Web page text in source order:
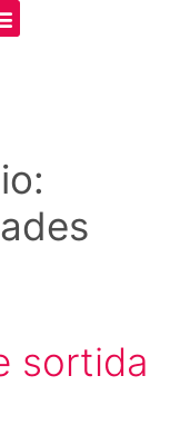
sortida